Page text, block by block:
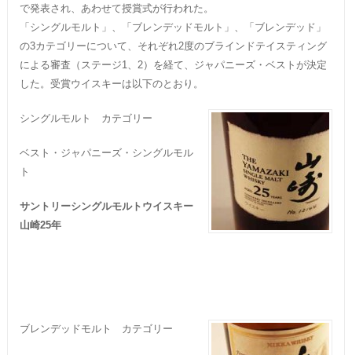
で発表され、あわせて授賞式が行われた。
「シングルモルト」、「ブレンデッドモルト」、「ブレンデッド」
の3カテゴリーについて、それぞれ2度のブラインドテイスティング
による審査（ステージ1、2）を経て、ジャパニーズ・ベストが決定
した。受賞ウイスキーは以下のとおり。
シングルモルト カテゴリー
ベスト・ジャパニーズ・シングルモル
ト
サントリーシングルモルトウイスキー
山崎25年
ブレンデッドモルト カテゴリー